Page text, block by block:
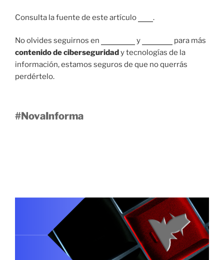
Consulta la fuente de este artículo .
No olvides seguirnos en y
para más
contenido de ciberseguridady tecnologías de la
información, estamos seguros de que no querrás
perdértelo.
#NovaInforma